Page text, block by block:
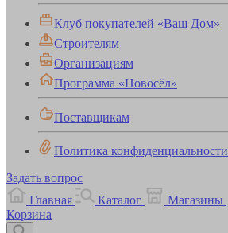
Клуб покупателей «Ваш Дом»
Строителям
Организациям
Программа «Новосёл»
Поставщикам
Политика конфиденциальности
Задать вопрос
Главная
Каталог Магазины
Корзина